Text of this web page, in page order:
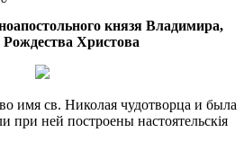
князя Владимира,
Христова
имя св. Николая чудотворца и была
при ней построены настоятельскiя